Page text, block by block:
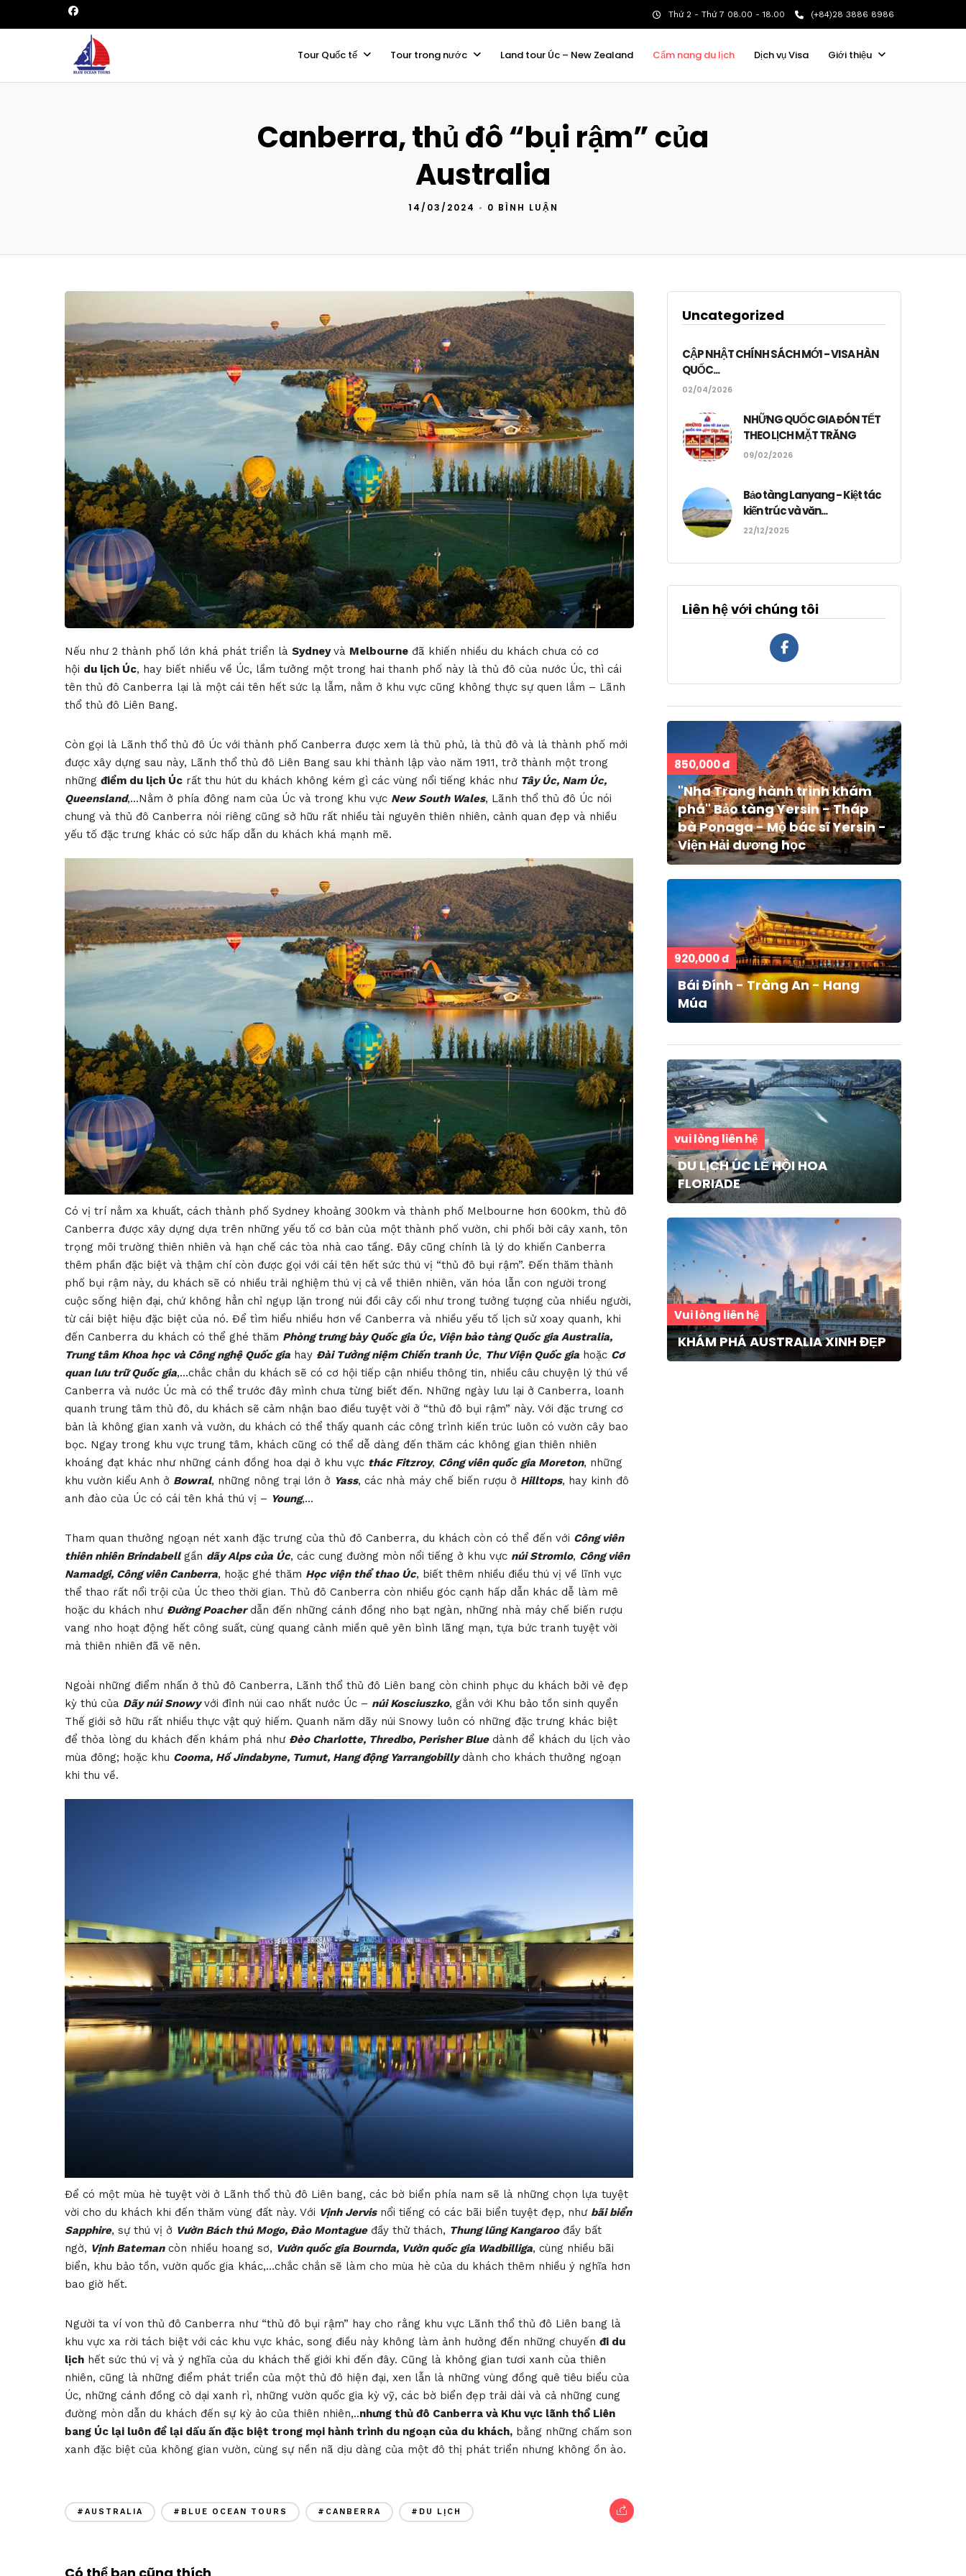
Thứ 2 - Thứ 7 08.00 - 18.00 (+84)28 3886 8986
Tour Quốc tế Tour trong nước Land tour Úc – New Zealand Cẩm nang du lịch Dịch vụ Visa Giới thiệu
Canberra, thủ đô “bụi rậm” của
Australia
14/03/2024 • 0 BÌNH LUẬN
Nếu như 2 thành phố lớn khá phát triển là Sydneyvà Melbourne đã khiến nhiều du khách chưa có cơ
hội du lịch Úc, hay biết nhiều về Úc, lầm tưởng một trong hai thanh phố này là thủ đô của nước Úc, thì cái
tên thủ đô Canberra lại là một cái tên hết sức lạ lẫm, nằm ở khu vực cũng không thực sự quen lắm – Lãnh
thổ thủ đô Liên Bang.
Còn gọi là Lãnh thổ thủ đô Úc với thành phố Canberra được xem là thủ phủ, là thủ đô và là thành phố mới
được xây dựng sau này, Lãnh thổ thủ đô Liên Bang sau khi thành lập vào năm 1911, trở thành một trong
những điểm du lịch Úc rất thu hút du khách không kém gì các vùng nổi tiếng khác nhưTây Úc, Nam Úc,
Queensland,…Nằm ở phía đông nam của Úc và trong khu vực New South Wales, Lãnh thổ thủ đô Úc nói
chung và thủ đô Canberra nói riêng cũng sở hữu rất nhiều tài nguyên thiên nhiên, cảnh quan đẹp và nhiều
yếu tố đặc trưng khác có sức hấp dẫn du khách khá mạnh mẽ.
Có vị trí nằm xa khuất, cách thành phố Sydney khoảng 300km và thành phố Melbourne hơn 600km, thủ đô
Canberra được xây dựng dựa trên những yếu tố cơ bản của một thành phố vườn, chi phối bởi cây xanh, tôn
trọng môi trường thiên nhiên và hạn chế các tòa nhà cao tầng. Đây cũng chính là lý do khiến Canberra
thêm phần đặc biệt và thậm chí còn được gọi với cái tên hết sức thú vị “thủ đô bụi rậm”. Đến thăm thành
phố bụi rậm này, du khách sẽ có nhiều trải nghiệm thú vị cả về thiên nhiên, văn hóa lẫn con người trong
cuộc sống hiện đại, chứ không hẳn chỉ ngụp lặn trong núi đồi cây cối như trong tưởng tượng của nhiều người,
từ cái biệt hiệu đặc biệt của nó. Để tìm hiểu nhiều hơn về Canberra và nhiều yếu tố lịch sử xoay quanh, khi
đến Canberra du khách có thể ghé thăm Phòng trưng bày Quốc gia Úc, Viện bảo tàng Quốc gia Australia,
Trung tâm Khoa học và Công nghệ Quốc gia hay Đài Tưởng niệm Chiến tranh Úc, Thư Viện Quốc gia hoặc Cơ
quan lưu trữ Quốc gia,…chắc chắn du khách sẽ có cơ hội tiếp cận nhiều thông tin, nhiều câu chuyện lý thú về
Canberra và nước Úc mà có thể trước đây mình chưa từng biết đến. Những ngày lưu lại ở Canberra, loanh
quanh trung tâm thủ đô, du khách sẽ cảm nhận bao điều tuyệt vời ở “thủ đô bụi rậm” này. Với đặc trưng cơ
bản là không gian xanh và vườn, du khách có thể thấy quanh các công trình kiến trúc luôn có vườn cây bao
bọc. Ngay trong khu vực trung tâm, khách cũng có thể dễ dàng đến thăm các không gian thiên nhiên
khoáng đạt khác như những cánh đồng hoa dại ở khu vực thác Fitzroy, Công viên quốc gia Moreton, những
khu vườn kiểu Anh ở Bowral, những nông trại lớn ở Yass, các nhà máy chế biến rượu ở Hilltops, hay kinh đô
anh đào của Úc có cái tên khá thú vị – Young,…
Tham quan thưởng ngoạn nét xanh đặc trưng của thủ đô Canberra, du khách còn có thể đến với Công viên
thiên nhiên Brindabellgần dãy Alps của Úc, các cung đường mòn nổi tiếng ở khu vực núi Stromlo, Công viên
Namadgi, Công viên Canberra, hoặc ghé thăm Học viện thể thao Úc, biết thêm nhiều điều thú vị về lĩnh vực
thể thao rất nổi trội của Úc theo thời gian. Thủ đô Canberra còn nhiều góc cạnh hấp dẫn khác dễ làm mê
hoặc du khách như Đường Poacherdẫn đến những cánh đồng nho bạt ngàn, những nhà máy chế biến rượu
vang nho hoạt động hết công suất, cùng quang cảnh miền quê yên bình lãng mạn, tựa bức tranh tuyệt vời
mà thiên nhiên đã vẽ nên.
Ngoài những điểm nhấn ở thủ đô Canberra, Lãnh thổ thủ đô Liên bang còn chinh phục du khách bởi vẻ đẹp
kỳ thú của Dãy núi Snowyvới đỉnh núi cao nhất nước Úc – núi Kosciuszko, gắn với Khu bảo tồn sinh quyển
Thế giới sở hữu rất nhiều thực vật quý hiếm. Quanh năm dãy núi Snowy luôn có những đặc trưng khác biệt
để thỏa lòng du khách đến khám phá như Đèo Charlotte, Thredbo, Perisher Bluedành để khách du lịch vào
mùa đông; hoặc khu Cooma, Hồ Jindabyne, Tumut, Hang động Yarrangobillydành cho khách thưởng ngoạn
khi thu về.
Để có một mùa hè tuyệt vời ở Lãnh thổ thủ đô Liên bang, các bờ biển phía nam sẽ là những chọn lựa tuyệt
vời cho du khách khi đến thăm vùng đất này. Với Vịnh Jervisnổi tiếng có các bãi biển tuyệt đẹp, như bãi biển
Sapphire, sự thú vị ở Vườn Bách thú Mogo, Đảo Montagueđầy thử thách, Thung lũng Kangaroođầy bất
ngờ, Vịnh Batemancòn nhiều hoang sơ, Vườn quốc gia Bournda, Vườn quốc gia Wadbilliga, cùng nhiều bãi
biển, khu bảo tồn, vườn quốc gia khác,…chắc chắn sẽ làm cho mùa hè của du khách thêm nhiều ý nghĩa hơn
bao giờ hết.
Người ta ví von thủ đô Canberra như “thủ đô bụi rậm” hay cho rằng khu vực Lãnh thổ thủ đô Liên bang là
khu vực xa rời tách biệt với các khu vực khác, song điều này không làm ảnh hưởng đến những chuyến đi du
lịch hết sức thú vị và ý nghĩa của du khách thế giới khi đến đây. Cũng là không gian tươi xanh của thiên
nhiên, cũng là những điểm phát triển của một thủ đô hiện đại, xen lẫn là những vùng đồng quê tiêu biểu của
Úc, những cánh đồng cỏ dại xanh rì, những vườn quốc gia kỳ vỹ, các bờ biển đẹp trải dài và cả những cung
đường mòn dẫn du khách đến sự kỳ ảo của thiên nhiên,..nhưng thủ đô Canberra và Khu vực lãnh thổ Liên
bang Úc lại luôn để lại dấu ấn đặc biệt trong mọi hành trình du ngoạn của du khách, bằng những chấm son
xanh đặc biệt của không gian vườn, cùng sự nền nã dịu dàng của một đô thị phát triển nhưng không ồn ào.
#AUSTRALIA #BLUE OCEAN TOURS #CANBERRA #DU LỊCH
Uncategorized
CẬP NHẬT CHÍNH SÁCH MỚI - VISA HÀN
QUỐC...
02/04/2026
NHỮNG QUỐC GIA ĐÓN TẾT
THEO LỊCH MẶT TRĂNG
09/02/2026
Bảo tàng Lanyang - Kiệt tác
kiến trúc và văn...
22/12/2025
Liên hệ với chúng tôi
850,000 đ
"Nha Trang hành trình khám
phá" Bảo tàng Yersin - Tháp
bà Ponaga - Mộ bác sĩ Yersin -
Viện Hải dương học
920,000 đ
Bái Đính - Tràng An - Hang
Múa
vui lòng liên hệ
DU LỊCH ÚC LỄ HỘI HOA
FLORIADE
Vui lòng liên hệ
KHÁM PHÁ AUSTRALIA XINH ĐẸP